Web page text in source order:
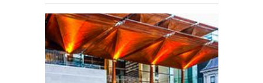
Fall den duftenden Rosengarten, der unter den
vielen einzigartigen Bereichen hervorsticht. Der
Eintritt zu diesem friedlichen Rückzugsort ist
kostenlos und ein Muss für jeden Auckland-
Besucher.